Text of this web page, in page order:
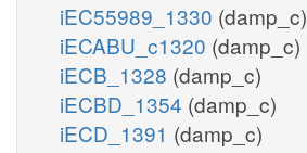
iEC55989_1330 (damp_c)
iECABU_c1320 (damp_c)
iECB_1328 (damp_c)
iECBD_1354 (damp_c)
iECD_1391 (damp_c)